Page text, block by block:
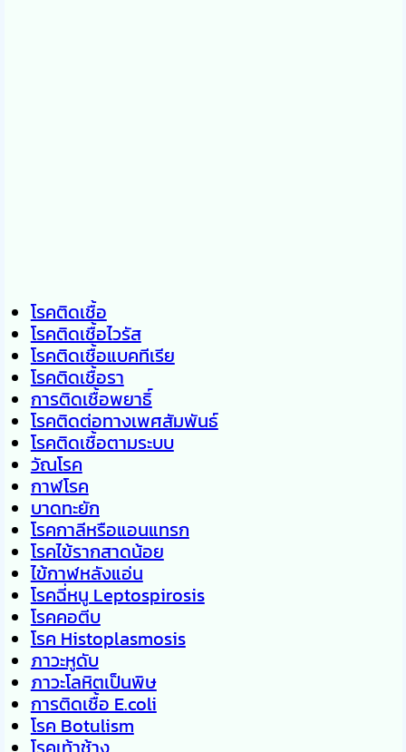
โรคติดเชื้อ
โรคติดเชื้อไวรัส
โรคติดเชื้อแบคทีเรีย
โรคติดเชื้อรา
การติดเชื้อพยาธิ์
โรคติดต่อทางเพศสัมพันธ์
โรคติดเชื้อตามระบบ
วัณโรค
กาฬโรค
บาดทะยัก
โรคกาลีหรือแอนแทรก
โรคไข้รากสาดน้อย
ไข้กาฬหลังแอ่น
โรคฉี่หนู Leptospirosis
โรคคอตีบ
โรค Histoplasmosis
ภาวะหูดับ
ภาวะโลหิตเป็นพิษ
การติดเชื้อ E.coli
โรค Botulism